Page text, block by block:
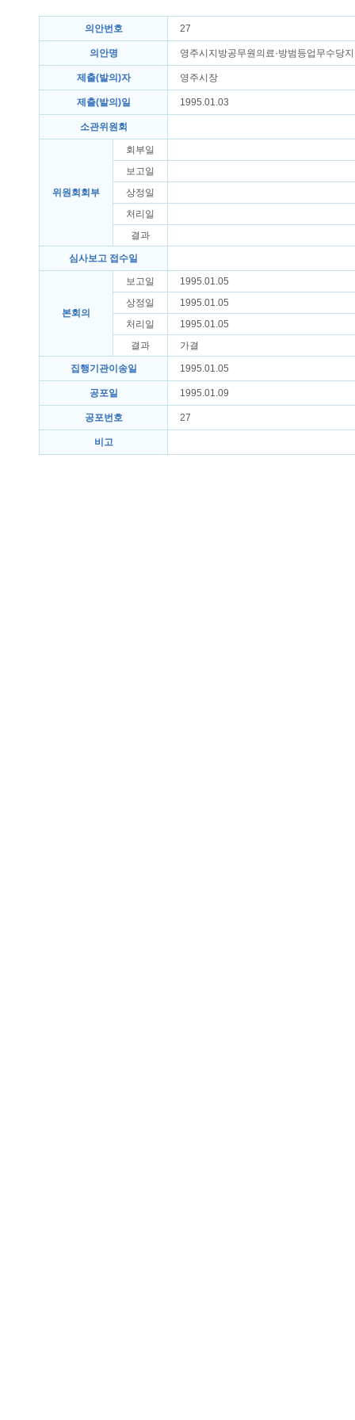
의안번호 27
의안명 영주시지방공무원의료·방범등업무수당
제출(발의)자 영주시장
제출(발의)일 1995.01.03
소관위원회
위원회회부
회부일
보고일
상정일
처리일
결과
심사보고 접수일
본회의
보고일
1995.01.05
상정일
1995.01.05
처리일
1995.01.05
결과
가결
집행기관이송일 1995.01.05
공포일 1995.01.09
공포번호 27
비고